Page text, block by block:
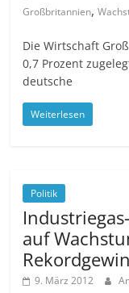
Großbritannien,
Die Wirtschaft
0,7 Prozent
deutsche
Weiterlesen
Politik
auf
9. März 2012